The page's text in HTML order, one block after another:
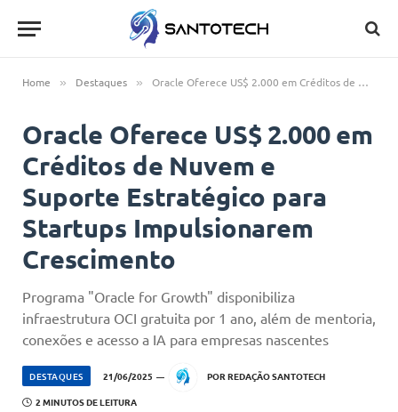
Home » Destaques » Oracle Oferece US$ 2.000 em Créditos de Nuvem e Suporte Estratégico para Startups Impulsionarem Crescimento
Oracle Oferece US$ 2.000 em
Créditos de Nuvem e
Suporte Estratégico para
Startups Impulsionarem
Crescimento
Programa "Oracle for Growth" disponibiliza
infraestrutura OCI gratuita por 1 ano, além de mentoria,
conexões e acesso a IA para empresas nascentes
DESTAQUES 21/06/2025 POR REDAÇÃO SANTOTECH
2 MINUTOS DE LEITURA